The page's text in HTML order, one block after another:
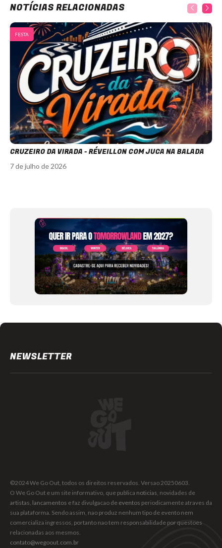
NOTÍCIAS RELACIONADAS
FESTA
CRUZEIRO DA VIRADA - RÉVEILLON COM JUCA NA BALADA
7 de julho de 2026
NEWSLETTER
©2024 We Go Out, todos os direitos reservados. Versao 20250603.
O We Go Out e um site informativo, que publica noticias, novidades de
artistas, lancamentos e faz divulgacao de eventos periodicamente atraves da
sua plataforma. Sendo assim, nao produz nenhum tipo de evento nem
comercializa ingressos, portanto nao tem responsabilidade por questoes
relacionadas aos mesmos.
contato@wegoout.com.br